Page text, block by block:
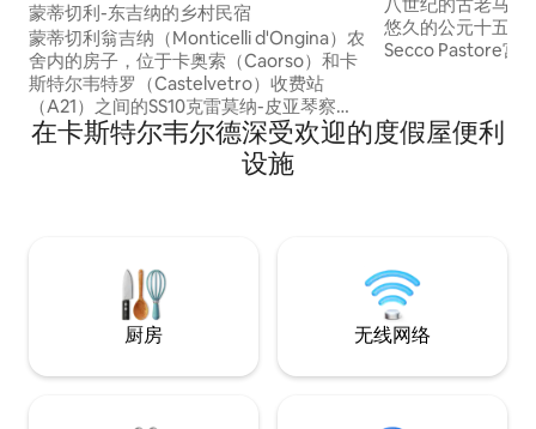
蒙蒂切利-东吉纳的乡村民宿
蒙蒂切利翁吉纳（Monticelli d'Ongina）农
舍内的房子，位于卡奥索（Caorso）和卡
斯特尔韦特罗（Castelvetro）收费站
（A21）之间的SS10克雷莫纳-皮亚琴察
（Cremona-Piacenza）公路上。 步行几
分钟即可抵达市中心，那里有各种便利设
施（7/7超市、餐厅、酒吧、药店、邮局、
内吸烟。 庭院内有免费停车位。 CIN
IT033027C25WCBFCGP
八世纪的古老马厩
悠久的公元十五世
Secco Pastore宫
这间Loft，融合了
出独特、温馨和舒适的氛
在卡斯特尔韦尔德深受欢迎的度假屋便利
设施
厨房 无线网络